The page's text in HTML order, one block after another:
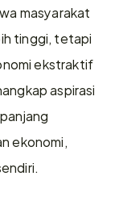
masyarakat
tinggi, tetapi
ekstraktif
aspirasi
ekonomi,